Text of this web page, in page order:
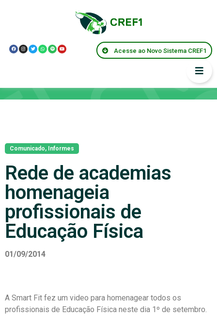
Acesse ao Novo Sistema CREF1
Comunicado, Informes
Rede de academias
homenageia
profissionais de
Educação Física
01/09/2014
A Smart Fit fez um video para homenagear todos os
profissionais de Educação Física neste dia 1º de setembro.